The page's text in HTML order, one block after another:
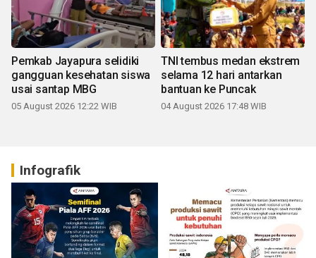
Pemkab Jayapura selidiki
gangguan kesehatan siswa
usai santap MBG
05 August 2026 12:22 WIB
TNI tembus medan ekstrem
selama 12 hari antarkan
bantuan ke Puncak
04 August 2026 17:48 WIB
Infografik